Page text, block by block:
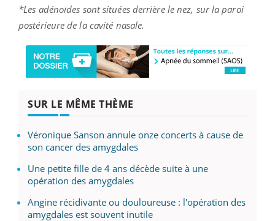
*Les adénoïdes sont situées derrière le nez, sur la paroi
postérieure de la cavité nasale.
SUR LE MÊME THÈME
Véronique Sanson annule onze concerts à cause de
son cancer des amygdales
Une petite fille de 4 ans décède suite à une
opération des amygdales
Angine récidivante ou douloureuse : l'opération des
amygdales est souvent inutile